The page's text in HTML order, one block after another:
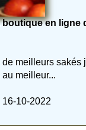
boutique en ligne
de meilleurs sakés
meilleur...
10-2022